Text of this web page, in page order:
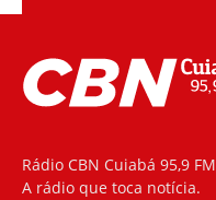
Rádio CBN Cuiabá 95,9 FM
A rádio que toca notícia.